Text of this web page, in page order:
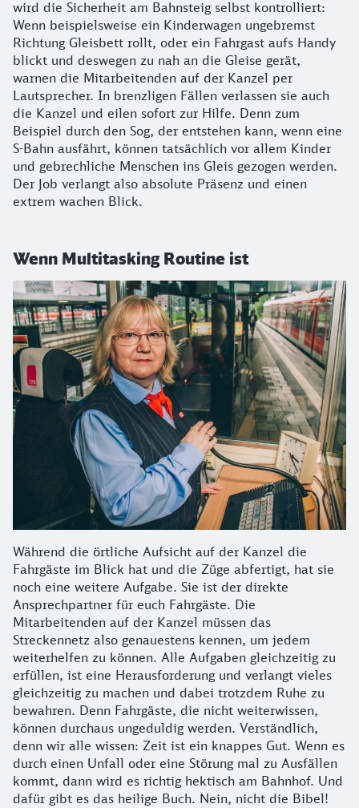
wird die Sicherheit am Bahnsteig selbst kontrolliert:
Wenn beispielsweise ein Kinderwagen ungebremst
Richtung Gleisbett rollt, oder ein Fahrgast aufs Handy
blickt und deswegen zu nah an die Gleise gerät,
warnen die Mitarbeitenden auf der Kanzel per
Lautsprecher. In brenzligen Fällen verlassen sie auch
die Kanzel und eilen sofort zur Hilfe. Denn zum
Beispiel durch den Sog, der entstehen kann, wenn eine
S-Bahn ausfährt, können tatsächlich vor allem Kinder
und gebrechliche Menschen ins Gleis gezogen werden.
Der Job verlangt also absolute Präsenz und einen
extrem wachen Blick.
Wenn Multitasking Routine ist
Während die örtliche Aufsicht auf der Kanzel die
Fahrgäste im Blick hat und die Züge abfertigt, hat sie
noch eine weitere Aufgabe. Sie ist der direkte
Ansprechpartner für euch Fahrgäste. Die
Mitarbeitenden auf der Kanzel müssen das
Streckennetz also genauestens kennen, um jedem
weiterhelfen zu können. Alle Aufgaben gleichzeitig zu
erfüllen, ist eine Herausforderung und verlangt vieles
gleichzeitig zu machen und dabei trotzdem Ruhe zu
bewahren. Denn Fahrgäste, die nicht weiterwissen,
können durchaus ungeduldig werden. Verständlich,
denn wir alle wissen: Zeit ist ein knappes Gut. Wenn es
durch einen Unfall oder eine Störung mal zu Ausfällen
kommt, dann wird es richtig hektisch am Bahnhof. Und
dafür gibt es das heilige Buch. Nein, nicht die Bibel!